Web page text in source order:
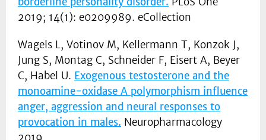
2019; 14(1): e0209989. eCollection
Wagels L, Votinov M, Kellermann T, Konzok J,
Jung S, Montag C, Schneider F, Eisert A, Beyer
C, Habel U. Exogenous testosterone and the
monoamine-oxidase A polymorphism influence
anger, aggression and neural responses to
provocation in males. Neuropharmacology